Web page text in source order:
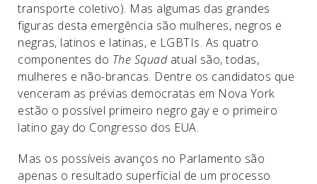
transporte coletivo). Mas algumas das grandes
figuras desta emergência são mulheres, negros e
negras, latinos e latinas, e LGBTIs. As quatro
componentes do The Squad atual são, todas,
mulheres e não-brancas. Dentre os candidatos que
venceram as prévias democratas em Nova York
estão o possível primeiro negro gay e o primeiro
latino gay do Congresso dos EUA.
Mas os possíveis avanços no Parlamento são
apenas o resultado superficial de um processo